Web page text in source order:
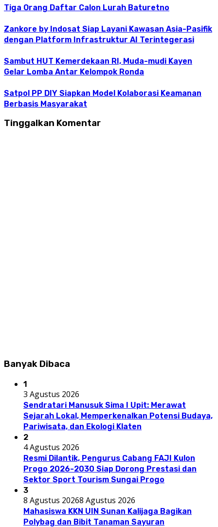
Tiga Orang Daftar Calon Lurah Baturetno
Zankore by Indosat Siap Layani Kawasan Asia-Pasifik
dengan Platform Infrastruktur AI Terintegerasi
Sambut HUT Kemerdekaan RI, Muda-mudi Kayen
Gelar Lomba Antar Kelompok Ronda
Satpol PP DIY Siapkan Model Kolaborasi Keamanan
Berbasis Masyarakat
Tinggalkan Komentar
Banyak Dibaca
1
3 Agustus 2026
Sendratari Manusuk Sima I Upit: Merawat
Sejarah Lokal, Memperkenalkan Potensi Budaya,
Pariwisata, dan Ekologi Klaten
2
4 Agustus 2026
Resmi Dilantik, Pengurus Cabang FAJI Kulon
Progo 2026-2030 Siap Dorong Prestasi dan
Sektor Sport Tourism Sungai Progo
3
8 Agustus 20268 Agustus 2026
Mahasiswa KKN UIN Sunan Kalijaga Bagikan
Polybag dan Bibit Tanaman Sayuran